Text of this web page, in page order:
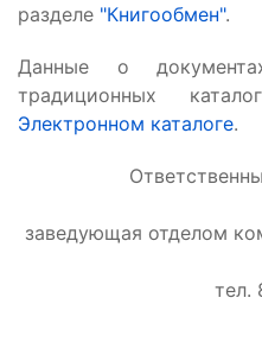
разделе "Книгообмен".
Данные о
традиционных
Электронном каталоге.
заведующая отделом
тел.